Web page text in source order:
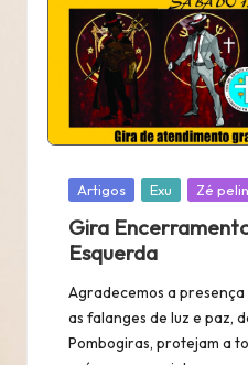
Posted
Artigos Exu Zé
Gira
Esquerda
Agradecemos a
as falanges de luz e paz,
Pombogiras, protejam a